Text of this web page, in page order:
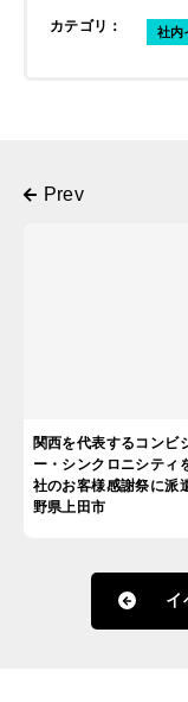
カテゴリ ： 社内
関西を代表するコンビ
ー・シンクロニシティ
社のお客様感謝祭に派
野県上田市
イ